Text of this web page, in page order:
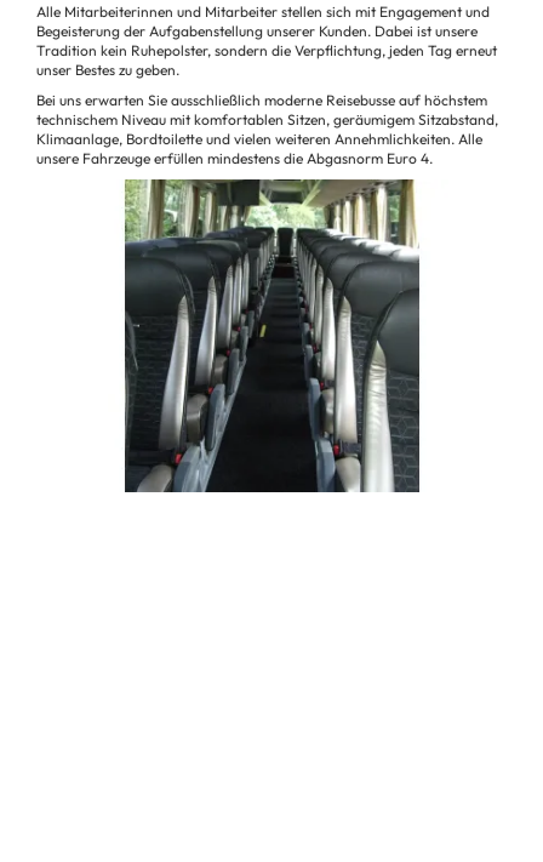
Alle Mitarbeiterinnen und Mitarbeiter stellen sich mit Engagement und
Begeisterung der Aufgabenstellung unserer Kunden. Dabei ist unsere
Tradition kein Ruhepolster, sondern die Verpflichtung, jeden Tag erneut
unser Bestes zu geben.
Bei uns erwarten Sie ausschließlich moderne Reisebusse auf höchstem
technischem Niveau mit komfortablen Sitzen, geräumigem Sitzabstand,
Klimaanlage, Bordtoilette und vielen weiteren Annehmlichkeiten. Alle
unsere Fahrzeuge erfüllen mindestens die Abgasnorm Euro 4.